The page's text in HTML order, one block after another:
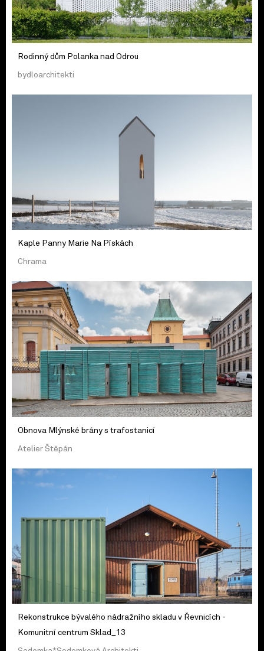
Rodinný dům Polanka nad Odrou
bydloarchitekti
Kaple Panny Marie Na Pískách
Chrama
Obnova Mlýnské brány s trafostanicí
Atelier Štěpán
Rekonstrukce bývalého nádražního skladu v Řevnicích -
Komunitní centrum Sklad_13